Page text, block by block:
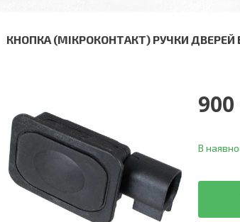
КНОПКА (МІКРОКОНТАКТ) РУЧКИ ДВЕРЕЙ
900
В